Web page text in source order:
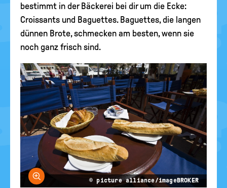
bestimmt in der Bäckerei bei dir um die Ecke:
Croissants und Baguettes. Baguettes, die langen
dünnen Brote, schmecken am besten, wenn sie
noch ganz frisch sind.
Bild vergrößern
© picture alliance/imageBROKER